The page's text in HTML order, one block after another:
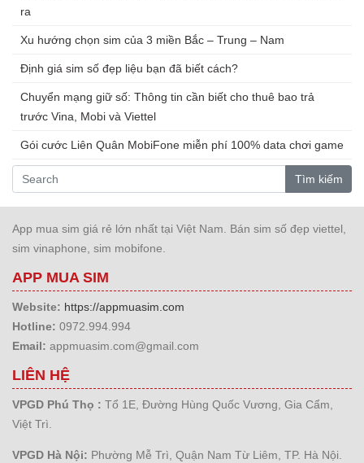
ra
Xu hướng chọn sim của 3 miền Bắc – Trung – Nam
Định giá sim số đẹp liệu bạn đã biết cách?
Chuyển mạng giữ số: Thông tin cần biết cho thuê bao trả
trước Vina, Mobi và Viettel
Gói cước Liên Quân MobiFone miễn phí 100% data chơi game
Tìm kiếm
App mua sim giá rẻ lớn nhất tại Việt Nam. Bán sim số đẹp viettel,
sim vinaphone, sim mobifone.
APP MUA SIM
Website: https://appmuasim.com
Hotline: 0972.994.994
Email: appmuasim.com@gmail.com
LIÊN HỆ
VPGD Phú Thọ : Tổ 1E, Đường Hùng Quốc Vương, Gia Cẩm,
Việt Trì.
VPGD Hà Nội: Phường Mễ Trì, Quận Nam Từ Liêm, TP. Hà Nội.